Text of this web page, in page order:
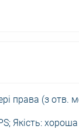
права (з отв.
Якість: хороша